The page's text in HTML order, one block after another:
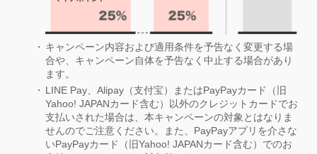
キャンペーン内容および適用条件を予告なく変更する場
合や、キャンペーン自体を予告なく中止する場合があり
ます。
LINE Pay、Alipay（支付宝）またはPayPayカード（旧
Yahoo! JAPANカード含む）以外のクレジットカードでお
支払いされた場合は、本キャンペーンの対象とはなりま
せんのでご注意ください。また、PayPayアプリを介さな
いPayPayカード（旧Yahoo! JAPANカード含む）でのお